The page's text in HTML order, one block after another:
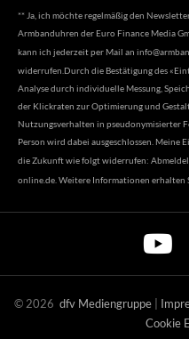
** Ja, ich möchte regelmäßig den
Armbanduhren der Euro Finance Media
kann ich jederzeit per Mail an
widerrufen.Durch die Bestätigung des
Analyse durch individuelle Messung,
der Klickraten zur Optimierung und
Nutzungsverhalten in pseudonymisierter
Person wird dabei ausgeschlossen.
die Zukunft wie folgt widerrufen:
online.de . Weitere Informationen erhalten
©2026 dfv Mediengruppe
Cookie